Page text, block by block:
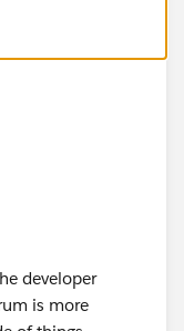
developer
is more